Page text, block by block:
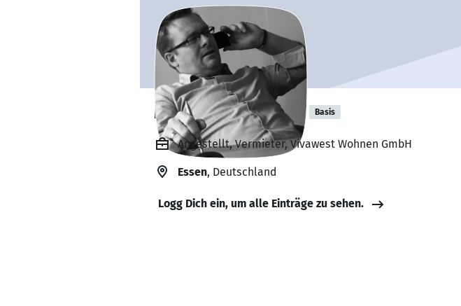
Maik Schrecklein Basis
Angestellt, Vermieter, Vivawest Wohnen GmbH
Essen, Deutschland
Logg Dich ein, um alle Einträge zu sehen.